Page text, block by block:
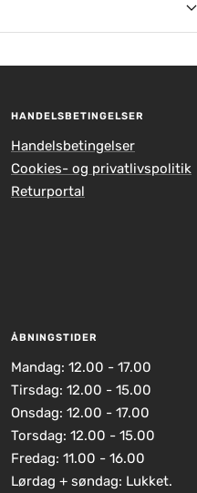
HANDELSBETINGELSER
Handelsbetingelser
Cookies- og privatlivspolitik
Returportal
ÅBNINGSTIDER
Mandag: 12.00 - 17.00
Tirsdag: 12.00 - 15.00
Onsdag: 12.00 - 17.00
Torsdag: 12.00 - 15.00
Fredag: 11.00 - 16.00
Lørdag + søndag: Lukket.